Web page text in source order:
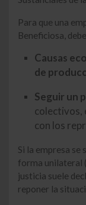
Para que una
Beneficiosa,
Causas
de
Seguir un
colectivos,
con los
Si la empresa
forma unilateral
justicia suele
reponer la